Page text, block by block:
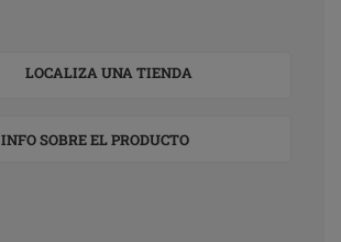
LOCALIZA UNA TIENDA
INFO SOBRE EL PRODUCTO